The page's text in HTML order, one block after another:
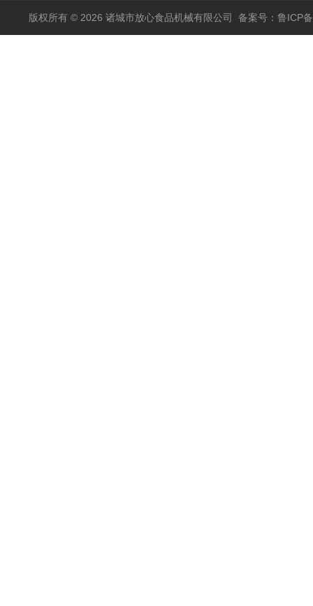
版权所有 © 2026 诸城市放心食品机械有限公司 备案号：鲁ICP